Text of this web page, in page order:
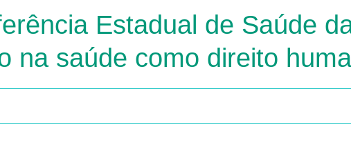
Estadual de Saúde
na saúde como direito